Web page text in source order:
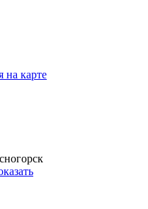
на карте